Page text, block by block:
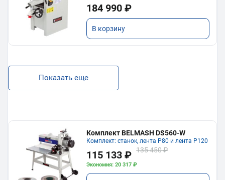
184 990 ₽
В корзину
Показать еще
Комплект BELMASH DS560-W
Комплект: станок, лента P80 и лента P120
115 133 ₽ 135 450 ₽
Экономия: 20 317 ₽